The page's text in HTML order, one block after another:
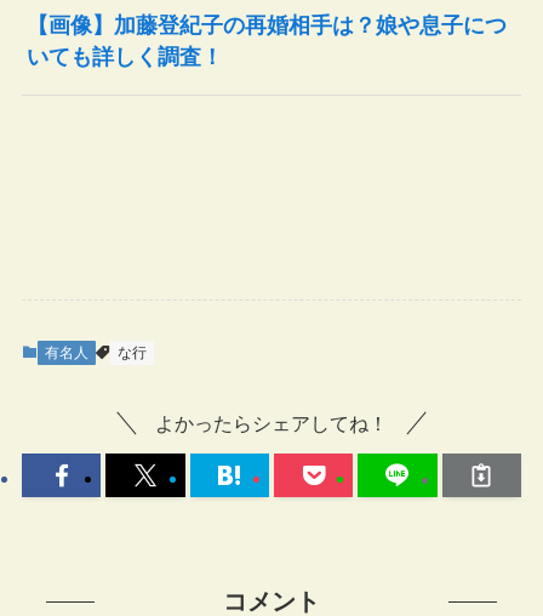
【画像】加藤登紀子の再婚相手は？娘や息子につ
いても詳しく調査！
有名人 な行
よかったらシェアしてね！
コメント